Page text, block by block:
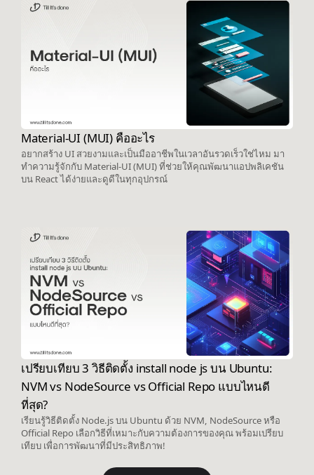
Material-UI (MUI) คืออะไร
อยากสร้าง UI สวยงามและเป็นมืออาชีพในเวลาอันรวดเร็วใช่ไหม มา
ทำความรู้จักกับ Material-UI (MUI) ที่ช่วยให้คุณพัฒนาแอปพลิเคชัน
บน React ได้ง่ายและดูดีในทุกอุปกรณ์
เปรียบเทียบ 3 วิธีติดตั้ง install node js บน Ubuntu:
NVM vs NodeSource vs Official Repo แบบไหนดี
ที่สุด?
เรียนรู้วิธีติดตั้ง Node.js บน Ubuntu ด้วย NVM, NodeSource หรือ
Official Repo เลือกวิธีที่เหมาะกับความต้องการของคุณ พร้อมเปรียบ
เทียบ เพื่อการพัฒนาที่มีประสิทธิภาพ!